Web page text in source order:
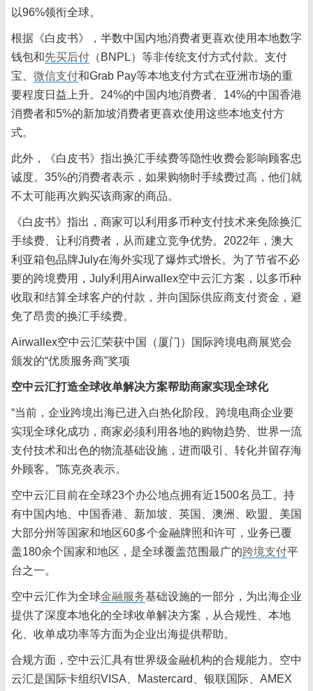
以96%领衔全球。
根据《白皮书》，半数中国内地消费者更喜欢使用本地数字
钱包和先买后付 （BNPL）等非传统支付方式付款。支付
宝、 微信支付和Grab Pay等本地支付方式在亚洲市场的重
要程度日益上升。24%的中国内地消费者、14%的中国香港
消费者和5%的新加坡消费者更喜欢使用这些本地支付方
式。
此外，《白皮书》指出换汇手续费等隐性收费会影响顾客忠
诚度。35%的消费者表示，如果购物时手续费过高，他们就
不太可能再次购买该商家的商品。
《白皮书》指出，商家可以利用多币种支付技术来免除换汇
手续费、让利消费者，从而建立竞争优势。2022年，澳大
利亚箱包品牌July在海外实现了爆炸式增长。为了节省不必
要的跨境费用，July利用Airwallex空中云汇方案，以多币种
收取和结算全球客户的付款，并向国际供应商支付资金，避
免了昂贵的换汇手续费。
Airwallex空中云汇荣获中国（厦门）国际跨境电商展览会
颁发的“优质服务商”奖项
空中云汇打造全球收单解决方案帮助商家实现全球化
“当前，企业跨境出海已进入白热化阶段。跨境电商企业要
实现全球化成功，商家必须利用各地的购物趋势、世界一流
支付技术和出色的物流基础设施，进而吸引、转化并留存海
外顾客。”陈克炎表示。
空中云汇目前在全球23个办公地点拥有近1500名员工。持
有中国内地、中国香港、新加坡、英国、澳洲、欧盟、美国
大部分州等国家和地区60多个金融牌照和许可，业务已覆
盖180余个国家和地区，是全球覆盖范围最广的跨境支付平
台之一。
空中云汇作为全球金融服务基础设施的一部分，为出海企业
提供了深度本地化的全球收单解决方案，从合规性、本地
化、收单成功率等方面为企业出海提供帮助。
合规方面，空中云汇具有世界级金融机构的合规能力。空中
云汇是国际卡组织VISA、Mastercard、银联国际、AMEX